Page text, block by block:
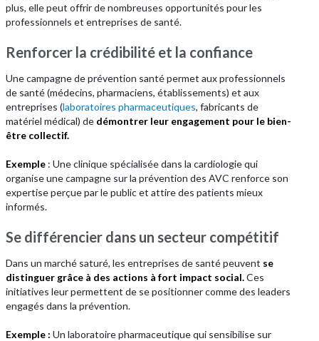
plus, elle peut offrir de nombreuses opportunités pour les
professionnels et entreprises de santé.
Renforcer la crédibilité et la confiance
Une campagne de prévention santé permet aux professionnels
de santé (médecins, pharmaciens, établissements) et aux
entreprises (laboratoires pharmaceutiques, fabricants de
matériel médical) de démontrer leur engagement pour le bien-
être collectif.
Exemple: Une clinique spécialisée dans la cardiologie qui
organise une campagne sur la prévention des AVC renforce son
expertise perçue par le public et attire des patients mieux
informés.
Se différencier dans un secteur compétitif
Dans un marché saturé, les entreprises de santé peuvent se
distinguer grâce à des actions à fort impact social.Ces
initiatives leur permettent de se positionner comme des leaders
engagés dans la prévention.
Exemple : Un laboratoire pharmaceutique qui sensibilise sur